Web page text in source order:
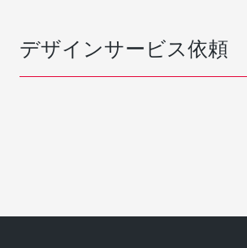
デザインサービス依頼